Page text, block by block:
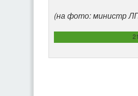
(на фото: министр